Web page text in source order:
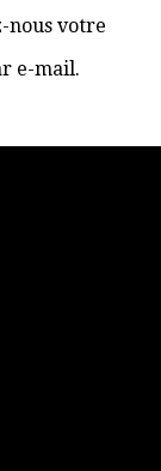
nous votre
e-mail.